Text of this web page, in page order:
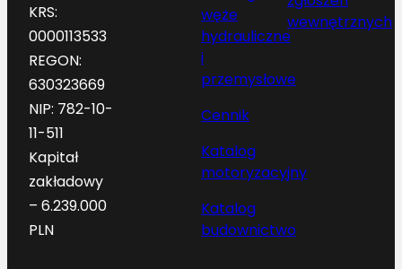
KRS:
0000113533
REGON:
630323669
NIP: 782-10-
11-511
Kapitał
zakładowy
– 6.239.000
PLN
węże
hydrauliczne
i
przemysłowe
Cennik
Katalog
motoryzacyjny
Katalog
budownictwo
wewnętrznych